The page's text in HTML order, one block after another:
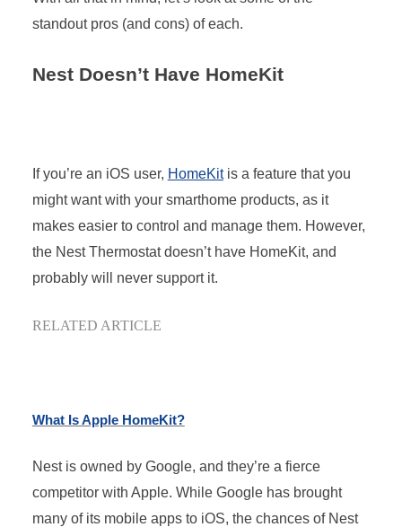
standout pros (and cons) of each.
Nest Doesn’t Have HomeKit
If you’re an iOS user, HomeKitis a feature that you
might want with your smarthome products, as it
makes easier to control and manage them. However,
the Nest Thermostat doesn’t have HomeKit, and
probably will never support it.
RELATED ARTICLE
What Is Apple HomeKit?
Nest is owned by Google, and they’re a fierce
competitor with Apple. While Google has brought
many of its mobile apps to iOS, the chances of Nest